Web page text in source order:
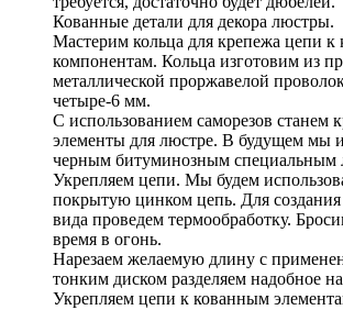
Кованные детали для декора люстры.
Мастерим кольца для крепежа цепи
компонентам. Кольца изготовим из
металлической проржавелой
четыре-6 мм.
С использованием саморезов станем
элементы для люстре. В будущем мы
черным битуминозным специальным
Укрепляем цепи. Мы будем
покрытую цинком цепь. Для создания
вида проведем термообработку.
время в огонь.
Нарезаем желаемую длину с
тонким диском разделяем надобное
Укрепляем цепи к кованным